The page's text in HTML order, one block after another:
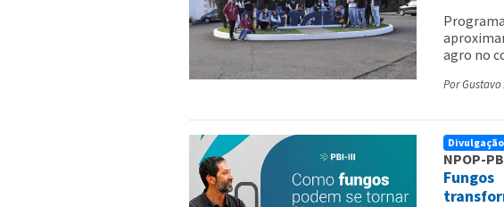
agro no
Por Gustavo
NPOP-